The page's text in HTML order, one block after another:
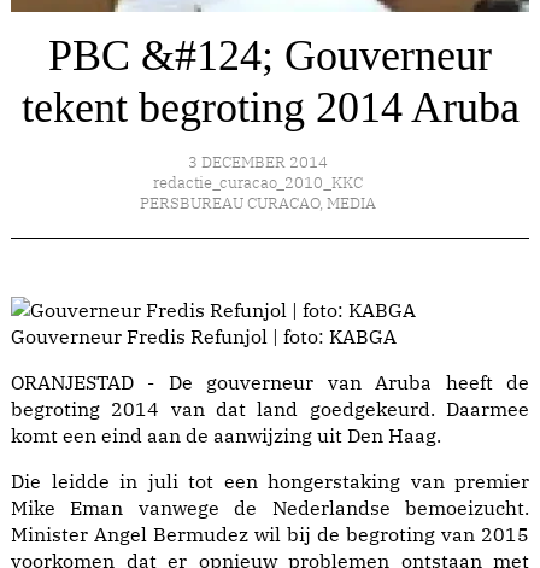
PBC &#124; Gouverneur
tekent begroting 2014 Aruba
3 DECEMBER 2014
redactie_curacao_2010_KKC
PERSBUREAU CURACAO, MEDIA
Gouverneur Fredis Refunjol | foto: KABGA
ORANJESTAD - De gouverneur van Aruba heeft de
begroting 2014 van dat land goedgekeurd. Daarmee
komt een eind aan de aanwijzing uit Den Haag.
Die leidde in juli tot een hongerstaking van premier
Mike Eman vanwege de Nederlandse bemoeizucht.
Minister Angel Bermudez wil bij de begroting van 2015
voorkomen dat er opnieuw problemen ontstaan met